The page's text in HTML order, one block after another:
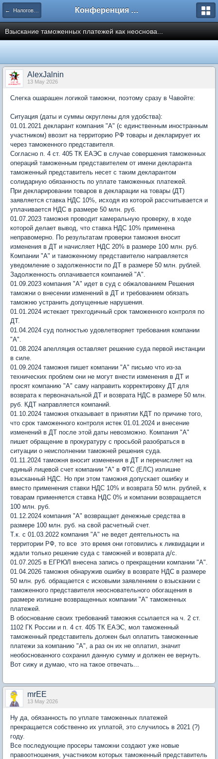
← Налоговое право, таможня Конференция ЮрКлуба
Взыскание таможенных платежей как неоснова...
AlexJalnin
13 May 2026
Слегка ошарашен логикой таможни, поэтому сразу в Чавойте:
Ситуация (даты и суммы округлены для удобства):
01.01.2021 декларант компания "А" (с единственным иностранным
участником) ввозит на территорию РФ товары и декларирует их
через таможенного представителя.
Согласно п. 4 ст. 405 ТК ЕАЭС в случае совершения таможенных
операций таможенным представителем от имени декларанта
таможенный представитель несет с таким декларантом
солидарную обязанность по уплате таможенных платежей.
При декларировании товаров в декларации на товары (ДТ)
заявляется ставка НДС 10%, исходя из которой рассчитывается и
уплачивается НДС в размере 50 млн. руб.
01.07.2023 таможня проводит камеральную проверку, в ходе
которой делает вывод, что ставка НДС 10% применена
неправомерно. По результатам проверки таможня вносит
изменения в ДТ и начисляет НДС 20% в размере 100 млн. руб.
Компании "А" и таможенному представителю направляется
уведомление о задолженности по ДТ в размере 50 млн. рублей.
Задолженность оплачивается компанией "А".
01.09.2023 компания "А" идет в суд с обжалованием Решения
таможни о внесении изменений в ДТ и требованием обязать
таможню устранить допущенные нарушения.
01.01.2024 истекает трехгодичный срок таможенного контроля по
ДТ.
01.04.2024 суд полностью удовлетворяет требования компании
"А".
01.08.2024 апелляция оставляет решение суда первой инстанции
в силе.
01.09.2024 таможня пишет компании "А" письмо что из-за
технических проблем они не могут внести изменения в ДТ и
просят компанию "А" саму направить корректировку ДТ для
возврата к первоначальной ДТ и возврата НДС в размере 50 млн.
руб. КДТ направляется компаний.
01.10.2024 таможня отказывает в принятии КДТ по причине того,
что срок таможенного контроля истек 01.01.2024 и внесение
изменений в ДТ после этой даты невозможно. Компания "А"
пишет обращение в прокуратуру с просьбой разобраться в
ситуации о неисполнении таможней решения суда.
01.11.2024 таможня вносит изменения в ДТ и перечисляет на
единый лицевой счет компании "А" в ФТС (ЕЛС) излишне
взысканный НДС. Но при этом таможня допускает ошибку и
вместо применения ставки НДС 10% и возврата 50 млн. рублей, к
товарам применяется ставка НДС 0% и компании возвращается
100 млн. руб.
01.12.2024 компания "А" возвращает денежные средства в
размере 100 млн. руб. на свой расчетный счет.
Т.к. с 01.03.2022 компания "А" не ведет деятельность на
территории РФ, то все это время они готовились к ликвидации и
ждали только решение суда с таможней и возврата д/с.
01.07.2025 в ЕГРЮЛ внесена запись о прекращении компании "А".
01.04.2026 таможня обнаружив ошибку в возврате НДС в размере
50 млн. руб. обращается с исковыми заявлением о взыскании с
таможенного представителя неосновательного обогащения в
размере излишне возвращенных компании "А" таможенных
платежей.
В обоснование своих требований таможня ссылается на ч. 2 ст.
1102 ГК России и п. 4 ст. 405 ТК ЕАЭС, мол таможенный
таможенный представитель должен был оплатить таможенные
платежи за компанию "А", а раз он их не оплатил, значит
необоснованного сохранил данную сумму и должен ее вернуть.
Вот сижу и думаю, что на такое отвечать...
mrEE
13 May 2026
Ну да, обязанность по уплате таможенных платежей
прекращается собственно их уплатой, это случилось в 2021 (?)
году.
Все последующие просеры таможни создают уже новые
правоотношения, участником которых таможенный представитель